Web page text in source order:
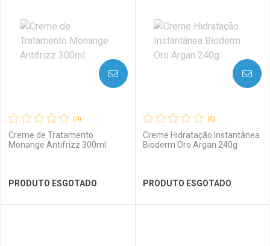
Laboratório
Ver Desconto Convênio
Por Menos Laboratório
Ver Desconto Convênio
Por Menos
(0)
Creme de Tratamento
Monange Antifrizz 300ml
PRODUTO ESGOTADO
AVISE-ME
(0)
Creme Hidratação Instantânea
Bioderm Oro Argan 240g
PRODUTO ESGOTADO
AVISE-ME